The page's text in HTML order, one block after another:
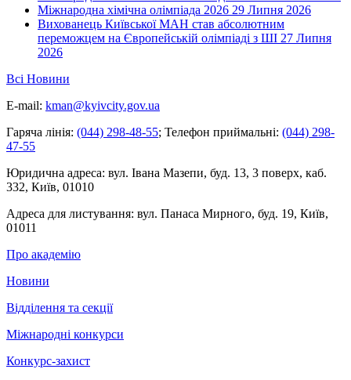
Міжнародна хімічна олімпіада 2026 29 Липня 2026
Вихованець Київської МАН став абсолютним
переможцем на Європейській олімпіаді з ШІ 27 Липня
2026
Всі Новини
E-mail: kman@kyivcity.gov.ua
Гаряча лінія: (044) 298-48-55; Телефон приймальні: (044) 298-
47-55
Юридична адреса: вул. Івана Мазепи, буд. 13, 3 поверх, каб.
332, Київ, 01010
Адреса для листування: вул. Панаса Мирного, буд. 19, Київ,
01011
Про академію
Новини
Відділення та секції
Міжнародні конкурси
Конкурс-захист